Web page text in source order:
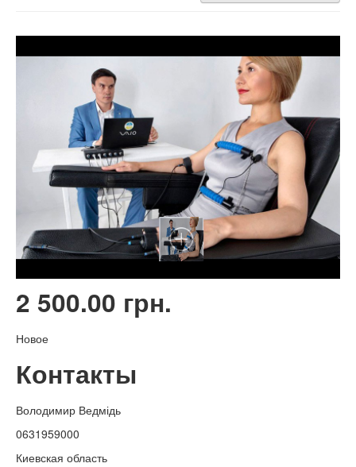
2 500.00 грн.
Новое
Контакты
Володимир Ведмідь
0631959000
Киевская область